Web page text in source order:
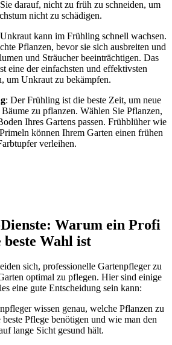
darauf, nicht zu früh zu schneiden, um
nicht zu schädigen.
kann im Frühling schnell wachsen.
Pflanzen, bevor sie sich ausbreiten und
und Sträucher beeinträchtigen. Das
eine der einfachsten und effektivsten
um Unkraut zu bekämpfen.
: Der Frühling ist die beste Zeit, um neue
zu pflanzen. Wählen Sie Pflanzen,
Ihres Gartens passen. Frühblüher wie
können Ihrem Garten einen frühen
verleihen.
Warum ein Profi
beste Wahl ist
sich, professionelle Gartenpfleger zu
optimal zu pflegen. Hier sind einige
eine gute Entscheidung sein kann:
wissen genau, welche Pflanzen zu
Pflege benötigen und wie man den
lange Sicht gesund hält.